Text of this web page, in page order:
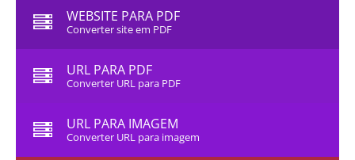
WEBSITE PARA PDF
Converter site em PDF
URL PARA PDF
Converter URL para PDF
URL PARA IMAGEM
Converter URL para imagem